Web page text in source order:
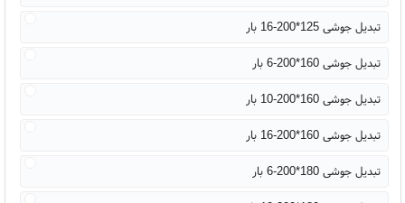
تبدیل جوشی 125*200-16 بار
تبدیل جوشی 160*200-6 بار
تبدیل جوشی 160*200-10 بار
تبدیل جوشی 160*200-16 بار
تبدیل جوشی 180*200-6 بار